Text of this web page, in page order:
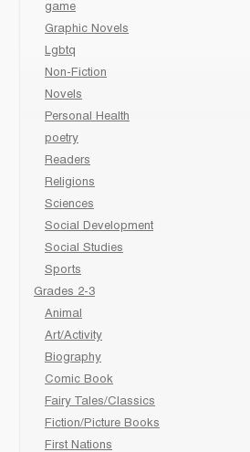
game
Graphic Novels
Lgbtq
Non-Fiction
Novels
Personal Health
poetry
Readers
Religions
Sciences
Social Development
Social Studies
Sports
Grades 2-3
Animal
Art/Activity
Biography
Comic Book
Fairy Tales/Classics
Fiction/Picture Books
First Nations